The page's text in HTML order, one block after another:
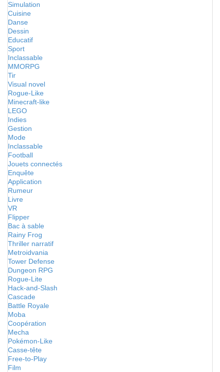
Simulation
Cuisine
Danse
Dessin
Educatif
Sport
Inclassable
MMORPG
Tir
Visual novel
Rogue-Like
Minecraft-like
LEGO
Indies
Gestion
Mode
Inclassable
Football
Jouets connectés
Enquête
Application
Rumeur
Livre
VR
Flipper
Bac à sable
Rainy Frog
Thriller narratif
Metroidvania
Tower Defense
Dungeon RPG
Rogue-Lite
Hack-and-Slash
Cascade
Battle Royale
Moba
Coopération
Mecha
Pokémon-Like
Casse-tête
Free-to-Play
Film